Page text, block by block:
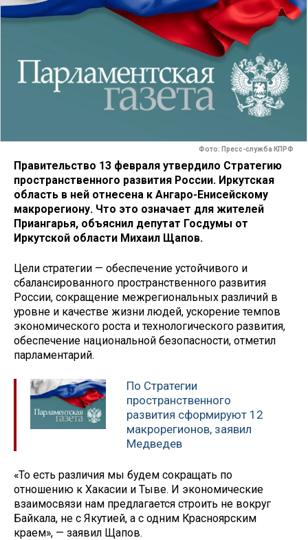
Фото: Пресс-служба КПРФ
Правительство 13 февраля утвердило Стратегию
пространственного развития России. Иркутская
область в ней отнесена к Ангаро-Енисейскому
макрорегиону. Что это означает для жителей
Приангарья, объяснил депутат Госдумы от
Иркутской области Михаил Щапов.
Цели стратегии — обеспечение устойчивого и
сбалансированного пространственного развития
России, сокращение межрегиональных различий в
уровне и качестве жизни людей, ускорение темпов
экономического роста и технологического развития,
обеспечение национальной безопасности, отметил
парламентарий.
По Стратегии
пространственного
развития сформируют 12
макрорегионов, заявил
Медведев
«То есть различия мы будем сокращать по
отношению к Хакасии и Тыве. И экономические
взаимосвязи нам предлагается строить не вокруг
Байкала, не с Якутией, а с одним Красноярским
краем», — заявил Щапов.